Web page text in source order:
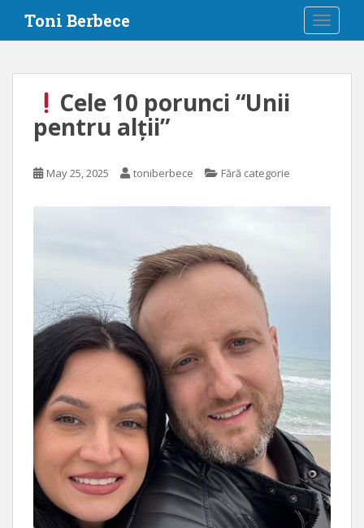
i
Toni Berbece
Cele 10 porunci “Unii
pentru alții”
May 25, 2025 toniberbece Fără categorie